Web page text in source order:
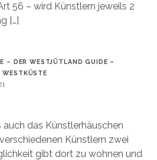
56 – wird Künstlern jeweils 2
[…]
– DER WESTJÜTLAND GUIDE –
WESTKÜSTE
auch das Künstlerhäuschen
Künstlern zwei
gibt dort zu wohnen und